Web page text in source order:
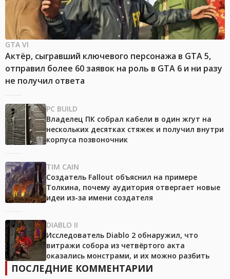
GTA VI
Актёр, сыгравший ключевого персонажа в GTA 5,
отправил более 60 заявок на роль в GTA 6 и ни разу
не получил ответа
PC BUILD
Владелец ПК собрал кабели в один жгут на
нескольких десятках стяжек и получил внутри
корпуса позвоночник
TIM CAIN
Создатель Fallout объяснил на примере
Толкина, почему аудитория отвергает новые
идеи из-за имени создателя
DIABLO II
Исследователь Diablo 2 обнаружил, что
витражи собора из четвёртого акта
оказались монстрами, и их можно разбить
ПОСЛЕДНИЕ КОММЕНТАРИИ